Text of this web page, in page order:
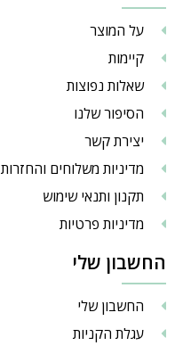
על המוצר
קיימות
שאלות נפוצות
הסיפור שלנו
יצירת קשר
מדיניות משלוחים והחזרות
תקנון ותנאי שימוש
מדיניות פרטיות
החשבון שלי
החשבון שלי
עגלת הקניות